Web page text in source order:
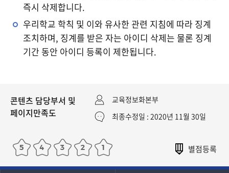
즉시 삭제합니다.
우리학교 학칙 및 이와 유사한 관련 지침에 따라 징계
조치하며, 징계를 받은 자는 아이디 삭제는 물론 징계
기간 동안 아이디 등록이 제한됩니다.
콘텐츠 담당부서 및
페이지만족도
교육정보화본부
최종수정일 : 2020년 11월 30일